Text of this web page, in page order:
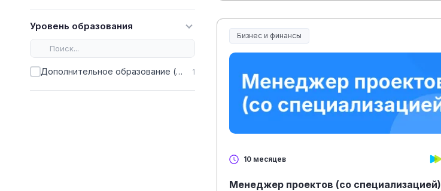
Уровень образования
Дополнительное образование (ДПО) 1
Бизнес и финансы
10 месяцев
Менеджер проектов (со специализацией)